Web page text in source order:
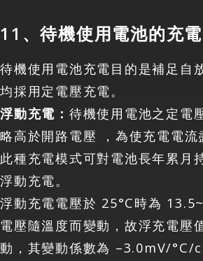
11、待機使用電池的充電
待機使用電池充電目的是補足自
均採用定電壓充電。
浮動充電： 待機使用電池之定電
略高於開路電壓 ，為使充電電流
此種充電模式可對電池長年累月
浮動充電。
浮動充電電壓於 25°C時為
電壓隨溫度而變動，故浮充電壓
動，其變動係數為 –3.0mV/°C/